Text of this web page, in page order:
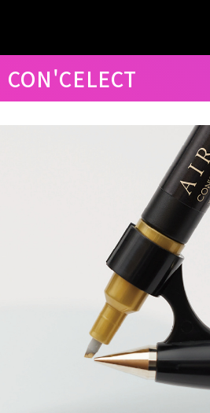
CON'CELECT